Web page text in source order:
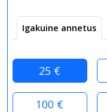
Igakuine annetus
25 €
100 €